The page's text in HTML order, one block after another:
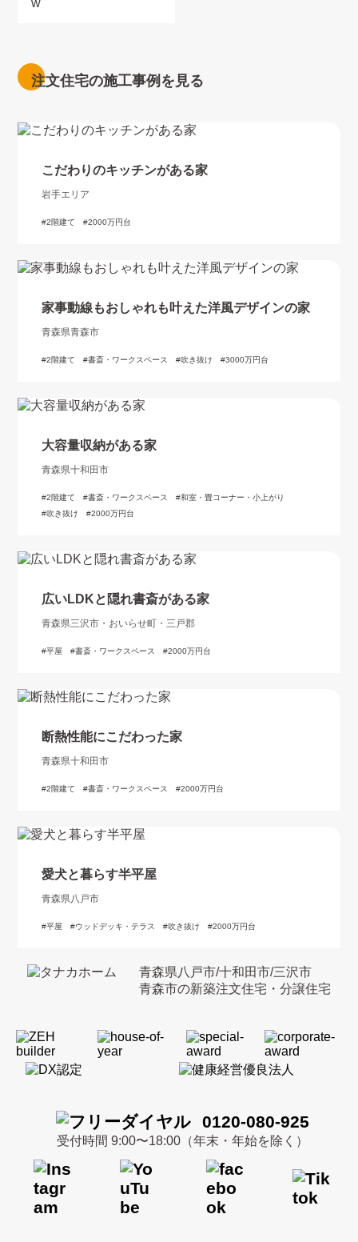
注文住宅の施工事例を見る
こだわりのキッチンがある家
岩手エリア
2階建て 2000万円台
家事動線もおしゃれも叶えた洋風デザインの家
青森県青森市
2階建て 書斎・ワークスペース 吹き抜け 3000万円台
大容量収納がある家
青森県十和田市
2階建て 書斎・ワークスペース
和室・畳コーナー・小上がり
吹き抜け
2000万円台
広いLDKと隠れ書斎がある家
青森県三沢市・おいらせ町・三戸郡
平屋 書斎・ワークスペース 2000万円台
断熱性能にこだわった家
青森県十和田市
2階建て 書斎・ワークスペース 2000万円台
愛犬と暮らす半平屋
青森県八戸市
平屋 ウッドデッキ・テラス 吹き抜け 2000万円台
青森県八戸市/十和田市/三沢市
青森市の新築注文住宅・分譲住宅
0120-080-925
受付時間 9:00〜18:00（年末・年始を除く）